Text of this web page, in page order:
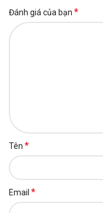
Đánh giá của bạn *
Tên *
Email *